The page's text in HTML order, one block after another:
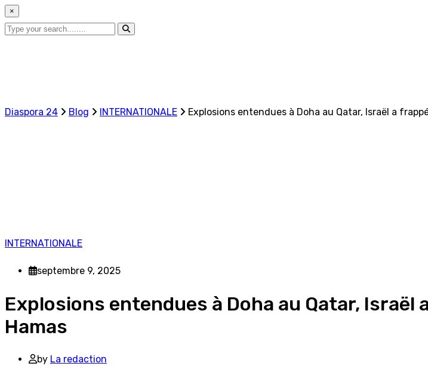
×
Diaspora 24 Blog INTERNATIONALE Explosions entendues à Doha au Qatar, Israël a
INTERNATIONALE
septembre 9, 2025
Explosions entendues à Doha au Qatar,
Hamas
by La redaction